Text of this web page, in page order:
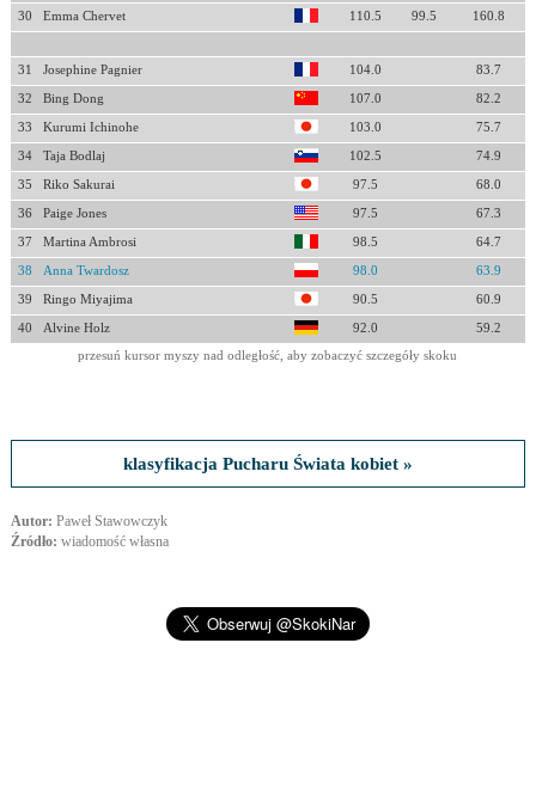
30 Emma Chervet 110.5 99.5 160.8
31 Josephine Pagnier 104.0 83.7
32 Bing Dong 107.0 82.2
33 Kurumi Ichinohe 103.0 75.7
34 Taja Bodlaj 102.5 74.9
35 Riko Sakurai 97.5 68.0
36 Paige Jones 97.5 67.3
37 Martina Ambrosi 98.5 64.7
38 Anna Twardosz 98.0 63.9
39 Ringo Miyajima 90.5 60.9
40 Alvine Holz 92.0 59.2
przesuń kursor myszy nad odległość, aby zobaczyć szczegóły skoku
klasyfikacja Pucharu Świata kobiet »
Autor: Paweł Stawowczyk
Źródło: wiadomość własna